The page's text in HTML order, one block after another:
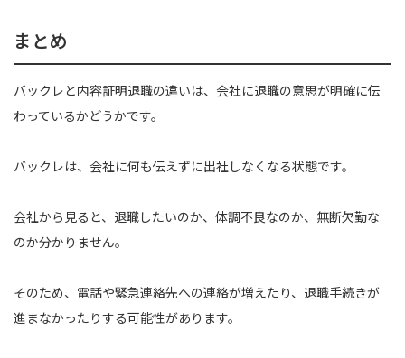
まとめ
バックレと内容証明退職の違いは、会社に退職の意思が明確に伝
わっているかどうかです。
バックレは、会社に何も伝えずに出社しなくなる状態です。
会社から見ると、退職したいのか、体調不良なのか、無断欠勤な
のか分かりません。
そのため、電話や緊急連絡先への連絡が増えたり、退職手続きが
進まなかったりする可能性があります。